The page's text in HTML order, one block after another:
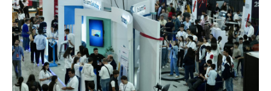
ներառյալ։Ի՞նչ է ներառում Ամրակցված ցանցի
ԿՈՍՄՈ 3 TV փաթեթը․ Ինտերնետ. Մինչև 50 Մբիթ/
վ արագություն։ TV. Մինչև 80 TV ալիք՝ TeamTv
Smart հավելվածով Ֆիքսված հեռախոսակապ.
180 րոպե դեպի Team ֆիքսված ցանց։ Սույն
սակագնային փաթեթում ներառվա